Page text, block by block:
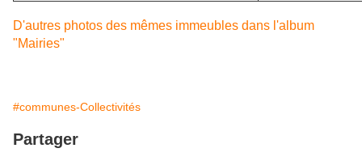
D'autres photos des mêmes immeubles dans l'album
"Mairies"
#communes-Collectivités
Partager